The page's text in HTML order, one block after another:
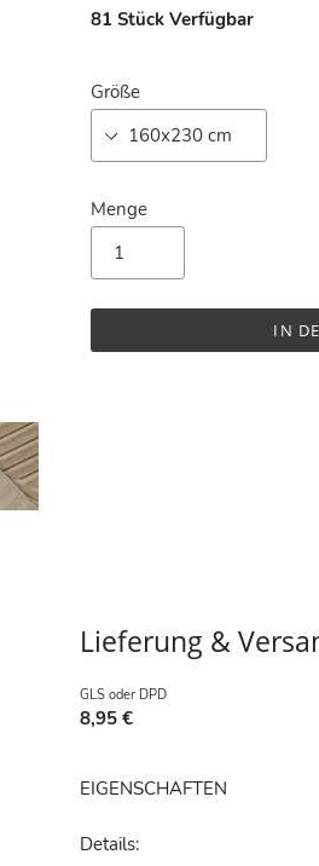
81 Stück Verfügbar
Größe
Menge
IN
Lieferung &
GLS oder DPD
8,95 €
EIGENSCHAFTEN
Details: